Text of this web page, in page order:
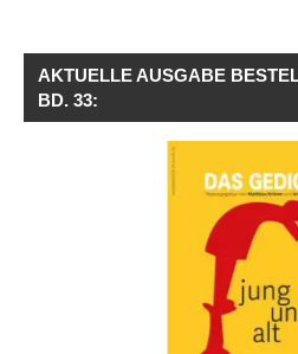
AKTUELLE AUSGABE
BD. 33: